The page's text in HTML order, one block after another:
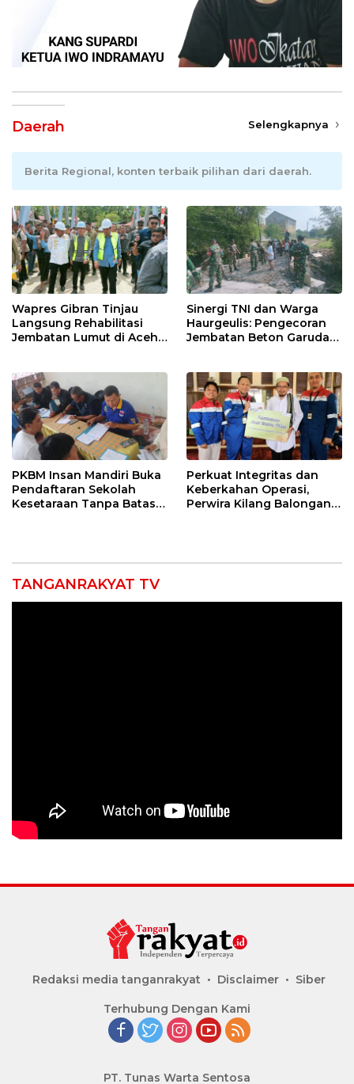
Daerah Selengkapnya
Berita Regional, konten terbaik pilihan dari daerah.
Wapres Gibran Tinjau
Langsung Rehabilitasi
Jembatan Lumut di Aceh
Sinergi TNI dan Warga
Haurgeulis: Pengecoran
Jembatan Beton Garuda
PKBM Insan Mandiri Buka
Pendaftaran Sekolah
Kesetaraan Tanpa Batas
Perkuat Integritas dan
Keberkahan Operasi,
Perwira Kilang Balongan
TANGANRAKYAT TV
Redaksi media tanganrakyat Disclaimer Siber
Terhubung Dengan Kami
PT. Tunas Warta Sentosa